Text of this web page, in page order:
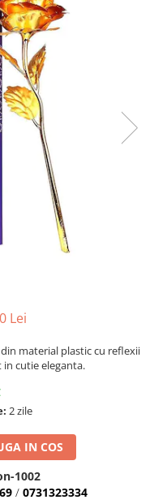
Lei
material plastic cu reflexii
cutie eleganta.
2 zile
IN COS
1002
/ 0731323334